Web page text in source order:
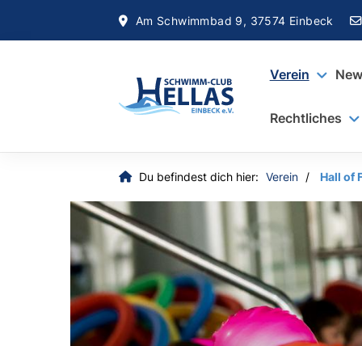
Am Schwimmbad 9, 37574 Einbeck
Verein
Rechtliches
Du befindest dich hier: Verein Hall of